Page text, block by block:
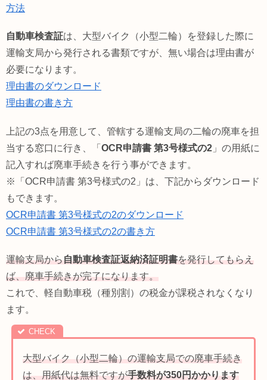
方法
自動車検査証は、大型バイク（小型二輪）を登録した際に
運輸支局から発行される書類ですが、無い場合は理由書が
必要になります。
理由書のダウンロード
理由書の書き方
上記の3点を用意して、管轄する運輸支局の二輪の廃車を担
当する窓口に行き、「 OCR申請書 第3号様式の2 」の用紙に
記入すれば廃車手続きを行う事ができます。
※「OCR申請書 第3号様式の2」は、下記からダウンロード
もできます。
OCR申請書 第3号様式の2のダウンロード
OCR申請書 第3号様式の2の書き方
運輸支局から自動車検査証返納済証明書を発行してもらえ
ば、廃車手続きが完了になります。
これで、軽自動車税（種別割）の税金が課税されなくなり
ます。
大型バイク（小型二輪）の運輸支局での廃車手続き
は、用紙代は無料ですが手数料が350円かかります